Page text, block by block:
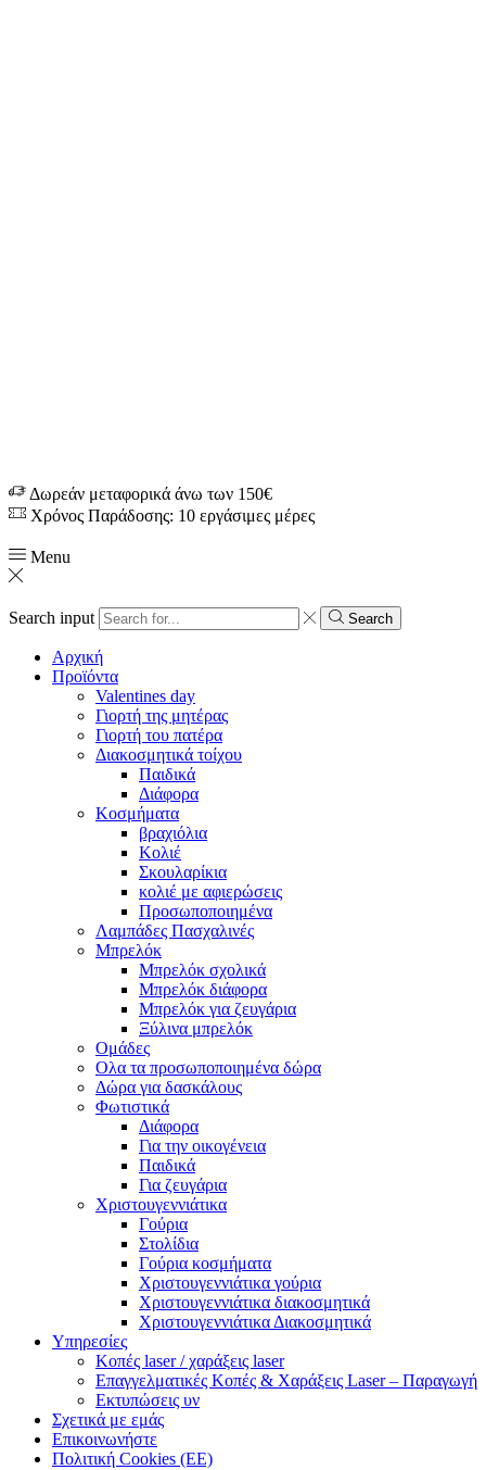
Δωρεάν μεταφορικά άνω των 150€
Χρόνος Παράδοσης: 10 εργάσιμες μέρες
Menu
Search input Search
Αρχική
Προϊόντα
Valentines day
Γιορτή της μητέρας
Γιορτή του πατέρα
Διακοσμητικά τοίχου
Παιδικά
Διάφορα
Κοσμήματα
βραχιόλια
Kολιέ
Σκουλαρίκια
κολιέ με αφιερώσεις
Προσωποποιημένα
Λαμπάδες Πασχαλινές
Μπρελόκ
Μπρελόκ σχολικά
Μπρελόκ διάφορα
Μπρελόκ για ζευγάρια
Ξύλινα μπρελόκ
Ομάδες
Ολα τα προσωποποιημένα δώρα
Δώρα για δασκάλους
Φωτιστικά
Διάφορα
Για την οικογένεια
Παιδικά
Για ζευγάρια
Χριστουγεννιάτικα
Γούρια
Στολίδια
Γούρια κοσμήματα
Χριστουγεννιάτικα γούρια
Χριστουγεννιάτικα διακοσμητικά
Χριστουγεννιάτικα Διακοσμητικά
Υπηρεσίες
Κοπές laser / χαράξεις laser
Επαγγελματικές Κοπές & Χαράξεις Laser – Παραγωγή
Εκτυπώσεις υν
Σχετικά με εμάς
Επικοινωνήστε
Πολιτική Cookies (ΕΕ)